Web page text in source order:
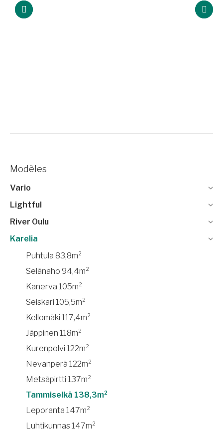
Modèles
Vario
Lightful
River Oulu
Karelia
Puhtula 83,8m²
Selänaho 94,4m²
Kanerva 105m²
Seiskari 105,5m²
Kellomäki 117,4m²
Jäppinen 118m²
Kurenpolvi 122m²
Nevanperä 122m²
Metsäpirtti 137m²
Tammiselkä 138,3m²
Leporanta 147m²
Luhtikunnas 147m²